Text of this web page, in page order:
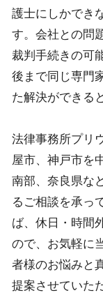
護士にしかでき
す。会社との問
裁判手続きの可
後まで同じ専門
た解決ができる
法律事務所プリ
屋市、神戸市を
南部、奈良県な
るご相談を承っ
ば、休日・時間
ので、お気軽に
者様のお悩みと
提案させていた